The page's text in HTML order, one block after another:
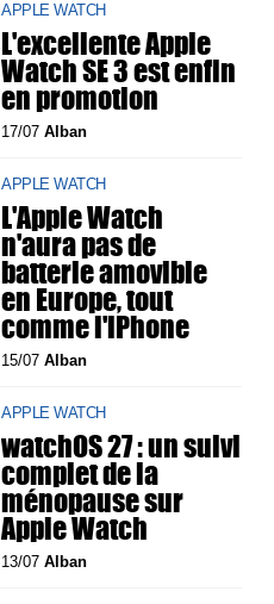
APPLE WATCH
L'excellente Apple
Watch SE 3 est enfin
en promotion
17/07Alban
APPLE WATCH
L'Apple Watch
n'aura pas de
batterie amovible
en Europe, tout
comme l'iPhone
15/07Alban
APPLE WATCH
watchOS 27 : un suivi
complet de la
ménopause sur
Apple Watch
13/07Alban